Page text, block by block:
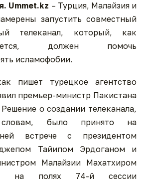
Ummet.kz – Турция, Малайзия и
запустить совместный
телеканал, который, как
должен помочь
исламофобии.
пишет турецкое агентство
премьер-министр Пакистана
о создании телеканала,
было принято на
встрече с президентом
Тайипом Эрдоганом и
Малайзии Махатхиром
на полях 74-й сессии